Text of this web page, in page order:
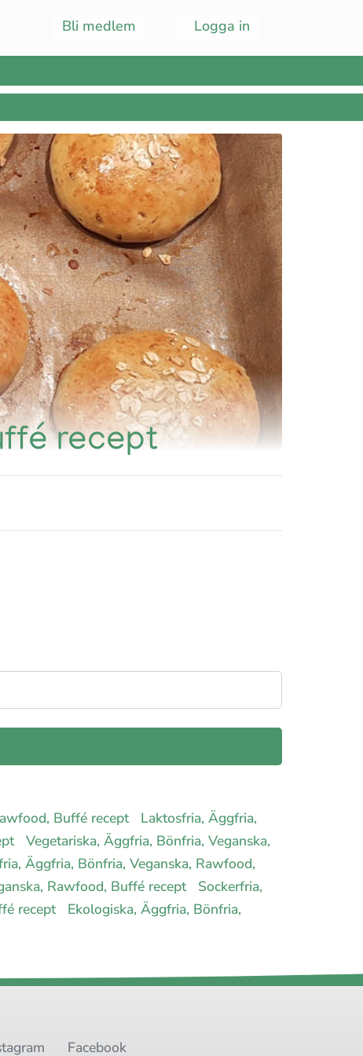
Logga in
Bli medlem
recept
Buffé recept
Laktosfria, Äggfria,
Vegetariska, Äggfria, Bönfria, Veganska,
Äggfria, Bönfria, Veganska, Rawfood,
Rawfood, Buffé recept
Sockerfria,
recept
Ekologiska, Äggfria, Bönfria,
Facebook